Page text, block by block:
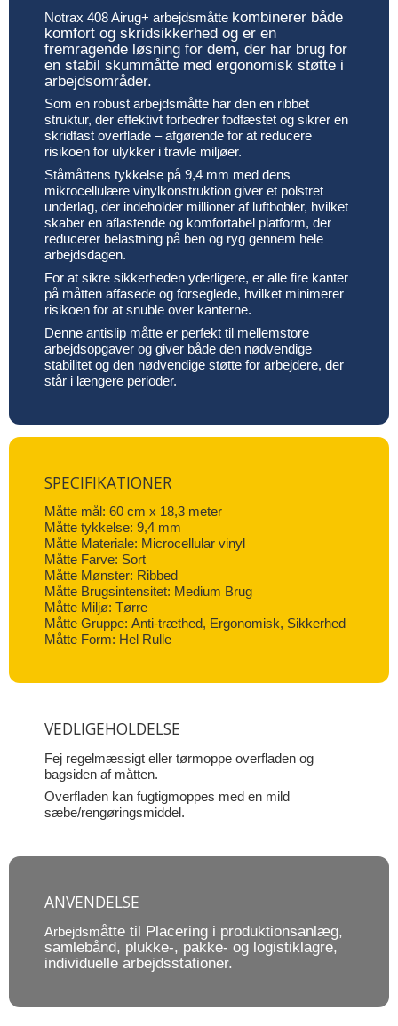
Notrax 408 Airug+ arbejdsmåtte kombinerer både
komfort og skridsikkerhed og er en
fremragende løsning for dem, der har brug for
en stabil skummåtte med ergonomisk støtte i
arbejdsområder.
Som en robust arbejdsmåtte har den en ribbet
struktur, der effektivt forbedrer fodfæstet og sikrer en
skridfast overflade – afgørende for at reducere
risikoen for ulykker i travle miljøer.
Ståmåttens tykkelse på 9,4 mm med dens
mikrocellulære vinylkonstruktion giver et polstret
underlag, der indeholder millioner af luftbobler, hvilket
skaber en aflastende og komfortabel platform, der
reducerer belastning på ben og ryg gennem hele
arbejdsdagen.
For at sikre sikkerheden yderligere, er alle fire kanter
på måtten affasede og forseglede, hvilket minimerer
risikoen for at snuble over kanterne.
Denne antislip måtte er perfekt til mellemstore
arbejdsopgaver og giver både den nødvendige
stabilitet og den nødvendige støtte for arbejdere, der
står i længere perioder.
SPECIFIKATIONER
Måtte mål: 60 cm x 18,3 meter
Måtte tykkelse: 9,4 mm
Måtte Materiale: Microcellular vinyl
Måtte Farve: Sort
Måtte Mønster: Ribbed
Måtte Brugsintensitet: Medium Brug
Måtte Miljø: Tørre
Måtte Gruppe: Anti-træthed, Ergonomisk, Sikkerhed
Måtte Form: Hel Rulle
VEDLIGEHOLDELSE
Fej regelmæssigt eller tørmoppe overfladen og
bagsiden af måtten.
Overfladen kan fugtigmoppes med en mild
sæbe/rengøringsmiddel.
ANVENDELSE
Arbejdsmåtte til Placering i produktionsanlæg,
samlebånd, plukke-, pakke- og logistiklagre,
individuelle arbejdsstationer.